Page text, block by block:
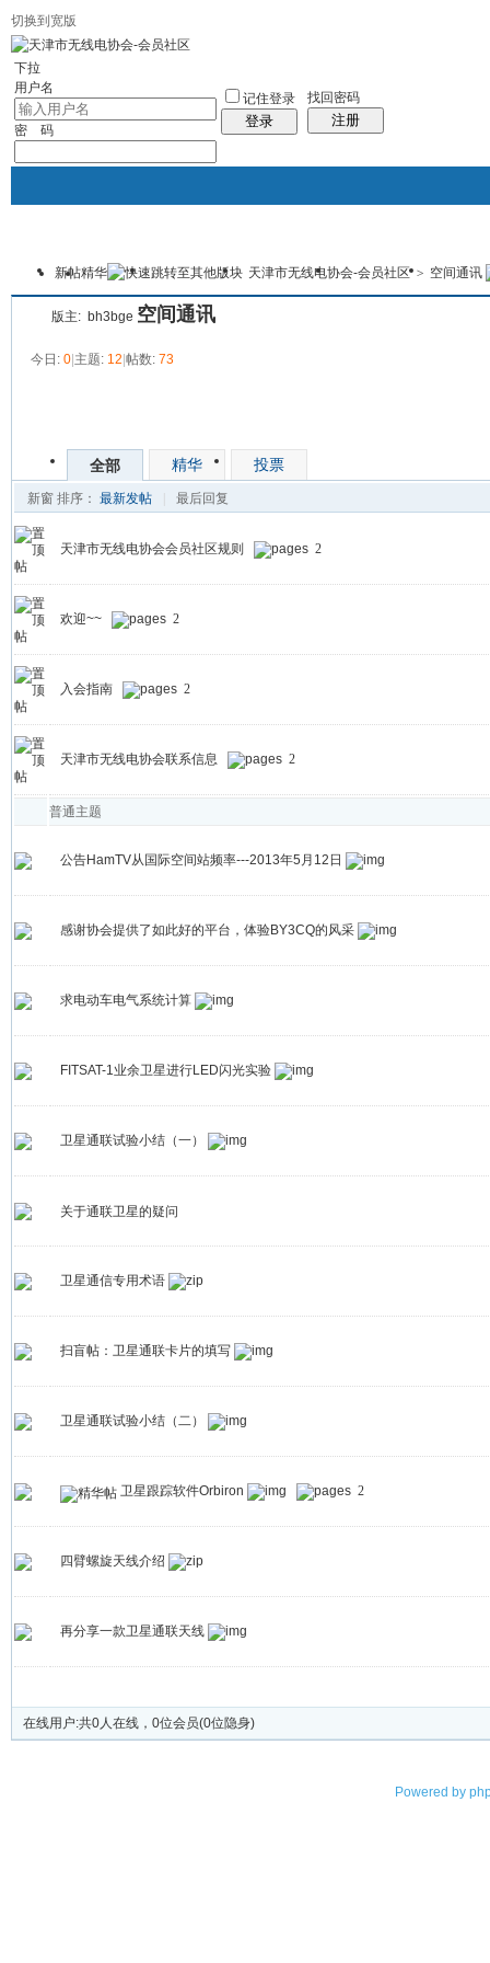
切换到宽版
下拉
用户名
密 码
记住登录
登录
找回密码
注册
协会首页 新闻中心 协会介绍 会员服务 资料
新帖精华 天津市无线电协会-会员社区 > 空间通讯
版主: bh3bge 空间通讯
今日: 0|主题: 12|帖数: 73
全部 精华 投票
新窗 排序： 最新发帖 最后回复
天津市无线电协会会员社区规则 2
欢迎~~ 2
入会指南 2
天津市无线电协会联系信息 2
普通主题
公告HamTV从国际空间站频率---2013年5月12日
感谢协会提供了如此好的平台，体验BY3CQ的风采
求电动车电气系统计算
FITSAT-1业余卫星进行LED闪光实验
卫星通联试验小结（一）
关于通联卫星的疑问
卫星通信专用术语
扫盲帖：卫星通联卡片的填写
卫星通联试验小结（二）
卫星跟踪软件Orbiron 2
四臂螺旋天线介绍
再分享一款卫星通联天线
在线用户:共0人在线，0位会员(0位隐身)
Powered by